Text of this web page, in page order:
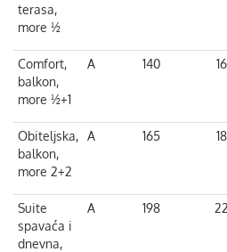
terasa,
more ½
Comfort,
balkon,
more ½+1
A 140
Obiteljska,
balkon,
more 2+2
A 165
Suite
spavaća i
dnevna,
A 198